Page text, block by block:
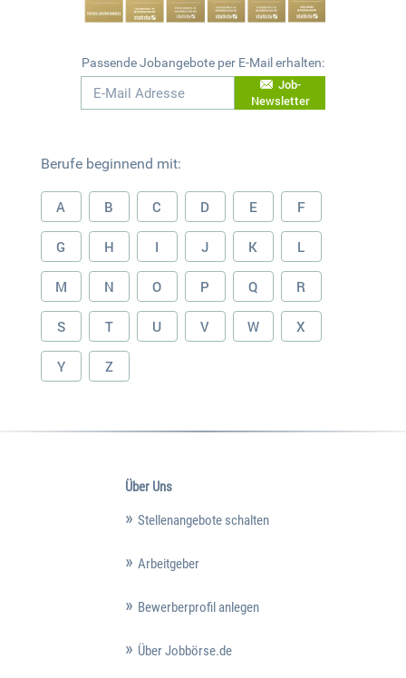
Passende Jobangebote per E-Mail erhalten:
Job-
Newsletter
Berufe beginnend mit:
A B C D E F
G H I J K L
M N O P Q R
S T U V W X
Y Z
Über Uns
Stellenangebote schalten
Arbeitgeber
Bewerberprofil anlegen
Über Jobbörse.de